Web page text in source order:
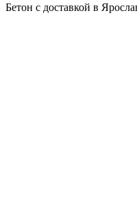
Бетон с доставкой в